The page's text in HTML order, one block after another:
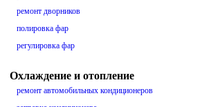
ремонт дворников
полировка фар
регулировка фар
Охлаждение и отопление
ремонт автомобильных кондиционеров